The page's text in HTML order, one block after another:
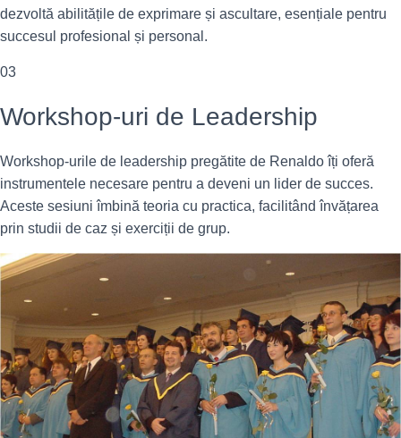
dezvoltă abilitățile de exprimare și ascultare, esențiale pentru
succesul profesional și personal.
03
Workshop-uri de Leadership
Workshop-urile de leadership pregătite de Renaldo îți oferă
instrumentele necesare pentru a deveni un lider de succes.
Aceste sesiuni îmbină teoria cu practica, facilitând învățarea
prin studii de caz și exerciții de grup.